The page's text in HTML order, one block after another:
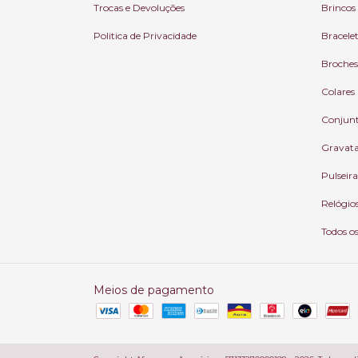
Trocas e Devoluções
Politica de Privacidade
Brincos
Broches
Colares
Todos
Meios de pagamento